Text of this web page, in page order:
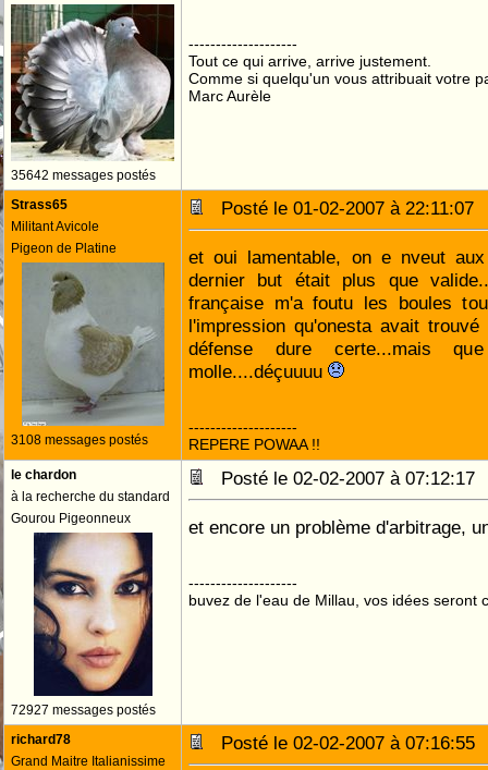
35642 messages postés
--------------------
Tout ce qui arrive, arrive justement.
Comme si quelqu'un vous attribuait votre
Marc Aurèle
Strass65
Militant Avicole
Pigeon de Platine
3108 messages postés
Posté le 01-02-2007 à
et oui lamentable, on e nveut
dernier but était plus que
française m'a foutu les boules
l'impression qu'onesta avait
défense dure certe...mais
molle....déçuuuu
--------------------
REPERE POWAA !!
le chardon
à la recherche du standard
Gourou Pigeonneux
72927 messages postés
Posté le 02-02-2007 à
et encore un problème d'arbitrage,
--------------------
buvez de l'eau de Millau, vos idées seront
richard78
Grand Maitre Italianissime
Posté le 02-02-2007 à